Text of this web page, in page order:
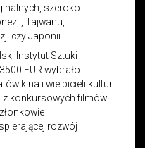
szeroko
Tajwanu,
czy Japonii.
Instytut Sztuki
EUR wybrało
kina i wielbicieli kultur
z konkursowych filmów
rozwój